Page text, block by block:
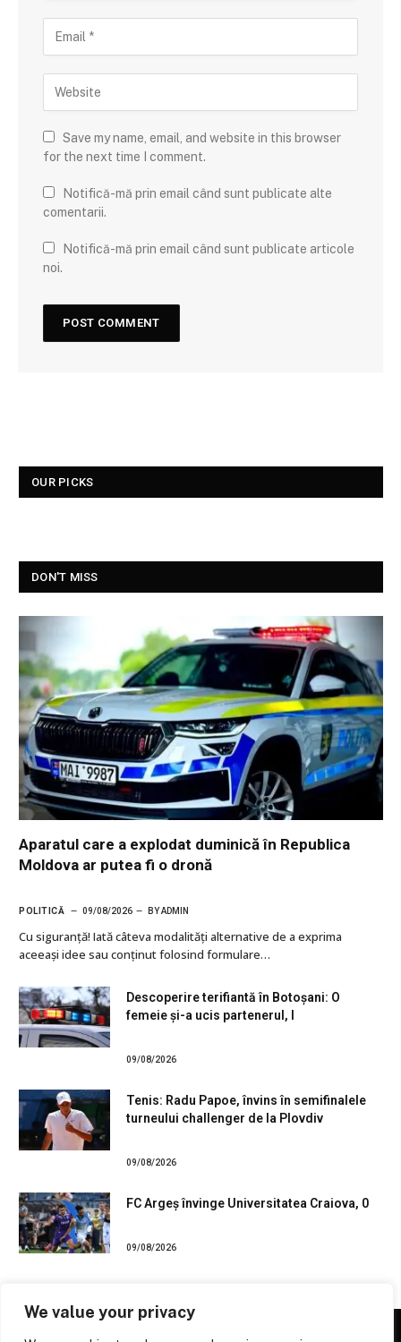
We value your privacy
Save my name, email, and website in this browser
for the next time I comment.
Notifică-mă prin email când sunt publicate alte
comentarii.
Notifică-mă prin email când sunt publicate articole
noi.
OUR PICKS
DON'T MISS
Aparatul care a explodat duminică în Republica
Moldova ar putea fi o dronă
POLITICĂ 09/08/2026 BYADMIN
Cu siguranţă! Iată câteva modalități alternative de a exprima
aceeași idee sau conținut folosind formulare…
Descoperire terifiantă în Botoșani: O
femeie și-a ucis partenerul, l
09/08/2026
Tenis: Radu Papoe, învins în semifinalele
turneului challenger de la Plovdiv
09/08/2026
FC Argeș învinge Universitatea Craiova, 0
09/08/2026